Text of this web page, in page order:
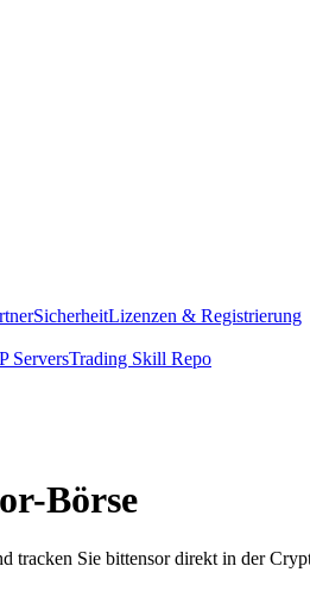
SicherheitLizenzen & Registrierung
ServersTrading Skill Repo
Börse
tracken Sie bittensor direkt in der